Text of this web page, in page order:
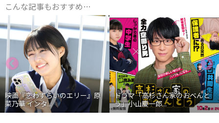
こんな記事もおすすめ…
映画『恋わずらいのエリー』原
菜乃華 インタ...
ドラマ「高杉さん家のおべんと
う」小山慶一郎...